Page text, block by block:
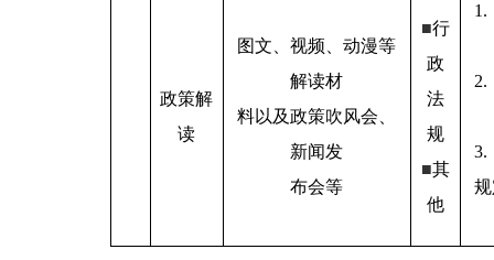
政策解
读
图文、视频、动漫等
解读材
料以及政策吹风会、
新闻发
布会等
■行
政
法
规
■其
他
1.
2.
3.